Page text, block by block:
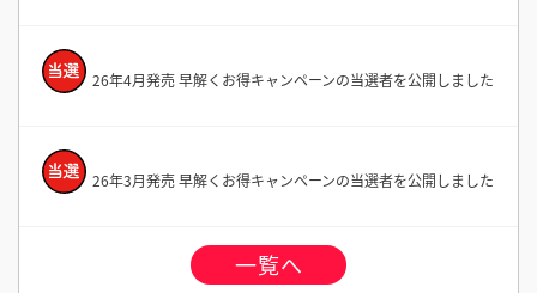
26年4月発売 早解くお得キャンペーンの当選者を公開しました
26年3月発売 早解くお得キャンペーンの当選者を公開しました
一覧へ